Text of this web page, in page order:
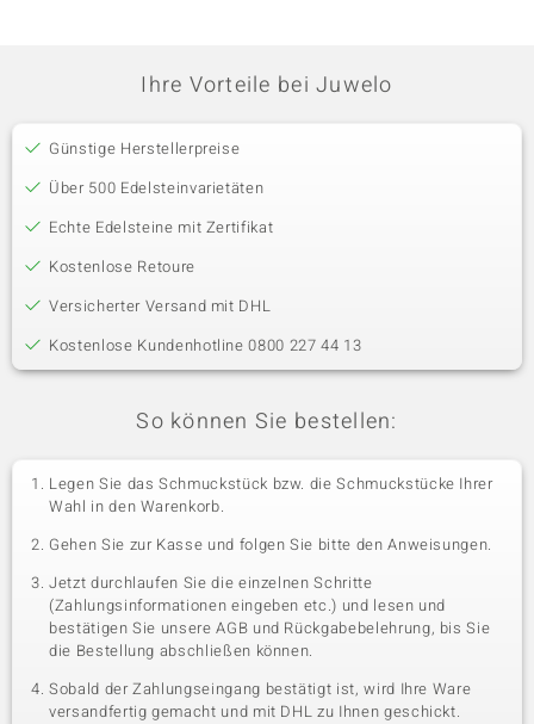
Ihre Vorteile bei Juwelo
Günstige Herstellerpreise
Über 500 Edelsteinvarietäten
Echte Edelsteine mit Zertifikat
Kostenlose Retoure
Versicherter Versand mit DHL
Kostenlose Kundenhotline 0800 227 44 13
So können Sie bestellen:
Legen Sie das Schmuckstück bzw. die Schmuckstücke Ihrer
Wahl in den Warenkorb.
Gehen Sie zur Kasse und folgen Sie bitte den Anweisungen.
Jetzt durchlaufen Sie die einzelnen Schritte
(Zahlungsinformationen eingeben etc.) und lesen und
bestätigen Sie unsere AGB und Rückgabebelehrung, bis Sie
die Bestellung abschließen können.
Sobald der Zahlungseingang bestätigt ist, wird Ihre Ware
versandfertig gemacht und mit DHL zu Ihnen geschickt.